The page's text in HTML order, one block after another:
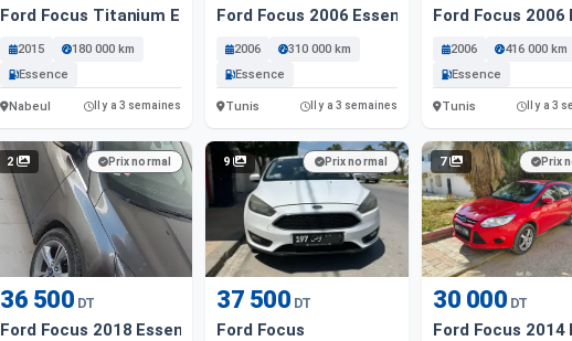
Ford Focus Titanium Ecoboost 2015 Essence
2015
180 000 km
Essence
Nabeul Il y a 3 semaines
Ford Focus 2006 Essence
2006
310 000 km
Essence
Tunis Il y a 3 semaines
Ford Focus 2006
2006
416 000 km
Essence
Tunis Il y a 3
2 Prix normal
36 500 DT
Ford Focus 2018 Essence Ben Arous
9 Prix normal
37 500 DT
Ford Focus
7 Prix
30 000 DT
Ford Focus 2014